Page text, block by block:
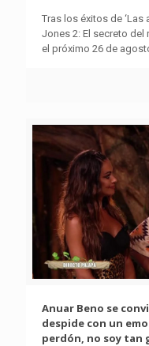
Tras los éxitos de ‘Las
Jones 2: El secreto del
el próximo 26 de
Anuar Beno se
despide con un
perdón, no soy tan